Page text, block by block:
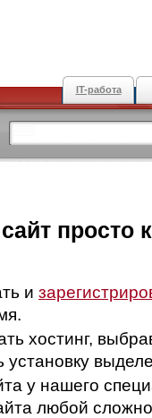
IT-работа
просто
и
хостинг,
у нашего
любой